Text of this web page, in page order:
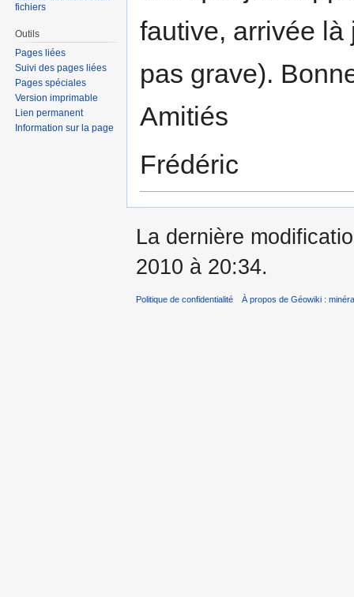
fautive, arrivée là
pas grave).
Amitiés
Frédéric
fichiers
Outils
Pages liées
Suivi des pages liées
Pages spéciales
Version imprimable
Lien permanent
Information sur la page
La dernière
2010 à 20:34.
Politique de confidentialité À propos de Géowiki :